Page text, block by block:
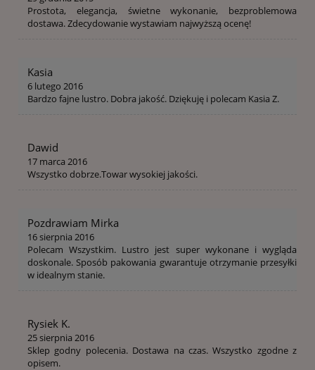
Prostota, elegancja, świetne wykonanie, bezproblemowa
dostawa. Zdecydowanie wystawiam najwyższą ocenę!
Kasia
6 lutego 2016
Bardzo fajne lustro. Dobra jakość. Dziękuję i polecam Kasia Z.
Dawid
17 marca 2016
Wszystko dobrze.Towar wysokiej jakości.
Pozdrawiam Mirka
16 sierpnia 2016
Polecam Wszystkim. Lustro jest super wykonane i wygląda
doskonale. Sposób pakowania gwarantuje otrzymanie przesyłki
w idealnym stanie.
Rysiek K.
25 sierpnia 2016
Sklep godny polecenia. Dostawa na czas. Wszystko zgodne z
opisem.